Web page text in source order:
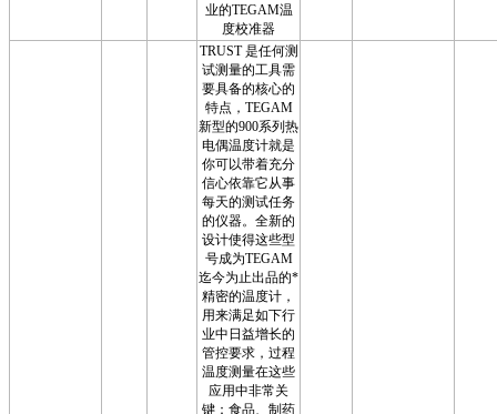
业的TEGAM温
度校准器
TRUST 是任何测
试测量的工具需
要具备的核心的
特点，TEGAM
新型的900系列热
电偶温度计就是
你可以带着充分
信心依靠它从事
每天的测试任务
的仪器。全新的
设计使得这些型
号成为TEGAM
迄今为止出品的*
精密的温度计，
用来满足如下行
业中日益增长的
管控要求，过程
温度测量在这些
应用中非常关
键：食品、制药